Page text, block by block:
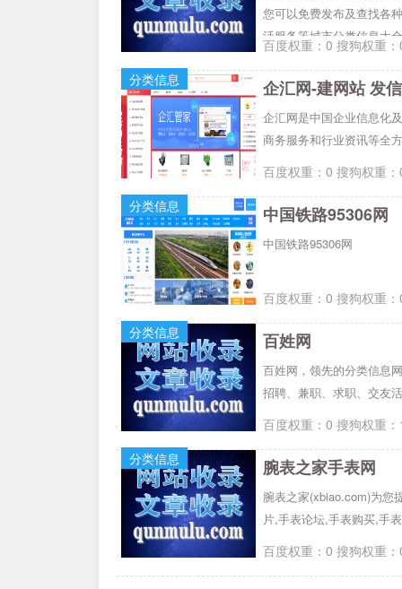
您可以免费发布及查找各
活服务等城市分类信息大
百度权重：0 搜狗权重
分类信息
企汇网-建网站 发
企汇网是中国企业信息化
商务服务和行业资讯等全
百度权重：0 搜狗权重
分类信息
中国铁路95306网
中国铁路95306网
百度权重：0 搜狗权重
分类信息
百姓网
百姓网，领先的分类信息
招聘、兼职、求职、交友
百度权重：0 搜狗权重
分类信息
腕表之家手表网
腕表之家(xbiao.com)为您
片,手表论坛,手表购买,手
百度权重：0 搜狗权重